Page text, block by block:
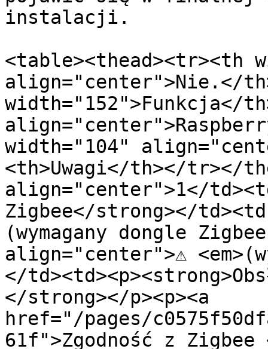
instalacji.
<table><thead><tr><th
align="center">Nie.</
width="152">Funkcja</
width="104"
<th>Uwagi</th></tr></
align="center">1</
Zigbee</strong></
(wymagany dongle
align="center">⚠️
</
</strong></p><p><a
href="/pages/
61f">Zgodność z